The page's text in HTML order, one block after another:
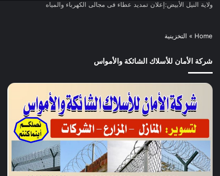
ولاية النيل الأبيض:إعلان تمديد عطاء فى مجالى الكهرباء والمياه
Home
» التخزينية
شركة الأمان للأسلاك الشائكة والأمواس